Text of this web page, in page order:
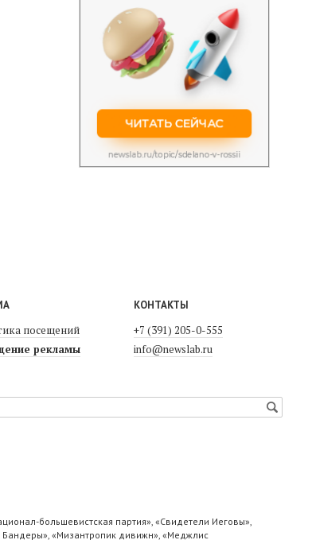
посещений
рекламы
КОНТАКТЫ
+7 (391) 205-0-555
info@newslab.ru
большевистская партия», «Свидетели Иеговы»,
«Мизантропик дивижн», «Меджлис